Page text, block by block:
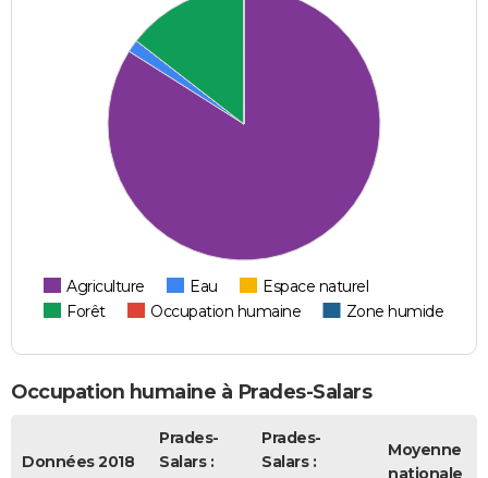
Agriculture Eau
Espace naturel
Forêt
Occupation humaine Zone humide
Occupation humaine à Prades-Salars
Données 2018
Prades-
Salars :
Prades-
Salars :
Moyenne
nationale